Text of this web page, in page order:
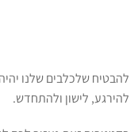
להבטיח שלכלבים שלנו
להירגע, לישון ולהתחדש.